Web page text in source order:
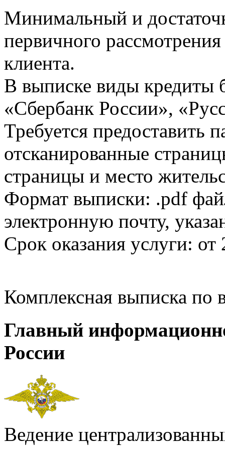
Минимальный и
первичного
клиента.
В выписке виды кредиты
«Сбербанк России»,
Требуется предоставить
отсканированные
страницы и место
Формат выписки: .pdf
электронную почту,
Срок оказания услуги: от
Комплексная выписка
Главный
России
Ведение